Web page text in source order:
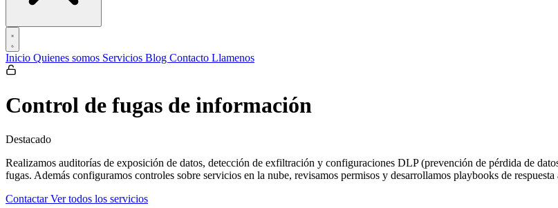
Inicio Quienes somos Servicios Blog Contacto Llamenos
Control de fugas de información
Destacado
Realizamos auditorías de exposición de datos, detección de exfiltración y configuraciones DLP (prevención de pérdida de
fugas. Además configuramos controles sobre servicios en la nube, revisamos permisos y desarrollamos playbooks de
ContactarVer todos los servicios